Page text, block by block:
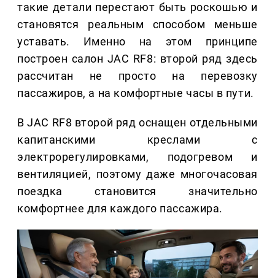
такие детали перестают быть роскошью и
становятся реальным способом меньше
уставать. Именно на этом принципе
построен салон JAC RF8: второй ряд здесь
рассчитан не просто на перевозку
пассажиров, а на комфортные часы в пути.
В JAC RF8 второй ряд оснащен отдельными
капитанскими креслами с
электрорегулировками, подогревом и
вентиляцией, поэтому даже многочасовая
поездка становится значительно
комфортнее для каждого пассажира.